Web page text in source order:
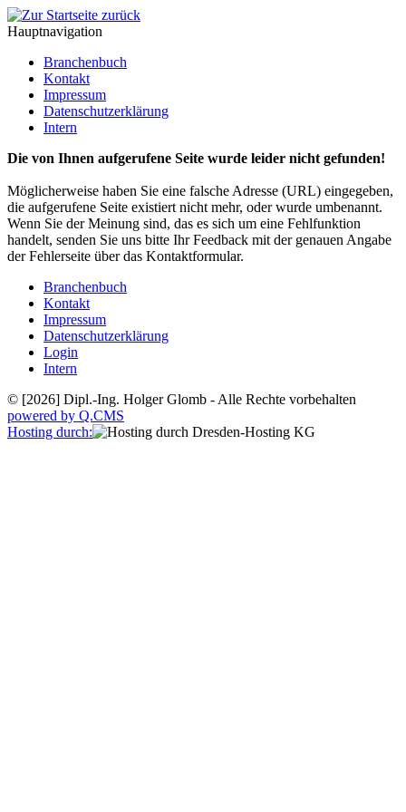
Hauptnavigation
Branchenbuch
Kontakt
Impressum
Datenschutzerklärung
Intern
Die von Ihnen aufgerufene Seite wurde leider nicht gefunden!
Möglicherweise haben Sie eine falsche Adresse (URL) eingegeben,
die aufgerufene Seite existiert nicht mehr, oder wurde umbenannt.
Wenn Sie der Meinung sind, das es sich um eine Fehlfunktion
handelt, senden Sie uns bitte Ihr Feedback mit der genauen Angabe
der Fehlerseite über das Kontaktformular.
Branchenbuch
Kontakt
Impressum
Datenschutzerklärung
Login
Intern
© [2026] Dipl.-Ing. Holger Glomb - Alle Rechte vorbehalten
powered by Q.CMS
Hosting durch: